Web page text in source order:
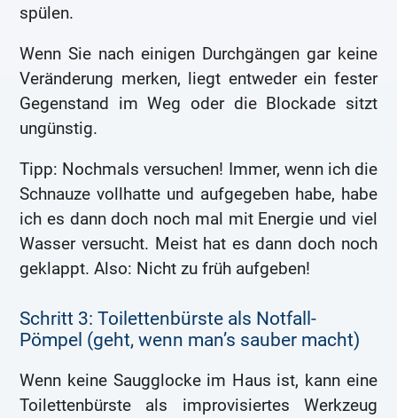
spülen.
Wenn Sie nach einigen Durchgängen gar keine
Veränderung merken, liegt entweder ein fester
Gegenstand im Weg oder die Blockade sitzt
ungünstig.
Tipp: Nochmals versuchen! Immer, wenn ich die
Schnauze vollhatte und aufgegeben habe, habe
ich es dann doch noch mal mit Energie und viel
Wasser versucht. Meist hat es dann doch noch
geklappt. Also: Nicht zu früh aufgeben!
Schritt 3: Toilettenbürste als Notfall-
Pömpel (geht, wenn man’s sauber macht)
Wenn keine Saugglocke im Haus ist, kann eine
Toilettenbürste als improvisiertes Werkzeug